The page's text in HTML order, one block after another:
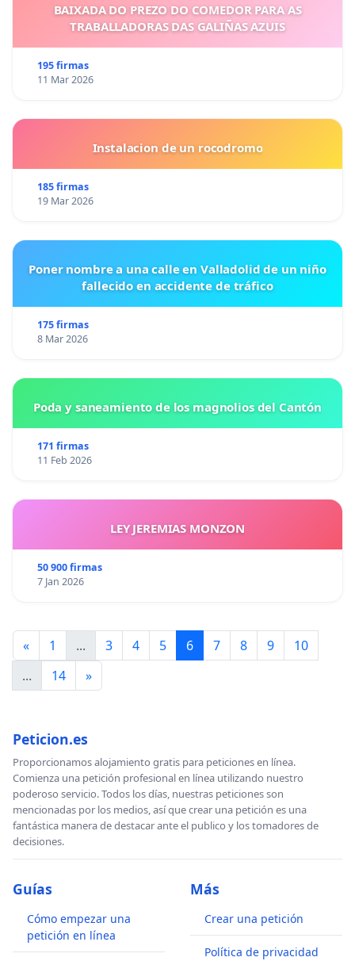
BAIXADA DO PREZO DO COMEDOR PARA AS
TRABALLADORAS DAS GALIÑAS AZUIS
195 firmas
11 Mar 2026
Instalacion de un rocodromo
185 firmas
19 Mar 2026
Poner nombre a una calle en Valladolid de un niño
fallecido en accidente de tráfico
175 firmas
8 Mar 2026
Poda y saneamiento de los magnolios del Cantón
171 firmas
11 Feb 2026
LEY JEREMIAS MONZON
50 900 firmas
7 Jan 2026
« 1 ... 3 4 5 6 7 8 9
10
...
14 »
Peticion.es
Proporcionamos alojamiento gratis para peticiones en línea.
Comienza una petición profesional en línea utilizando nuestro
poderoso servicio. Todos los días, nuestras peticiones son
mencionadas por los medios, así que crear una petición es una
fantástica manera de destacar ante el publico y los tomadores de
decisiones.
Guías
Cómo empezar una
petición en línea
Más
Crear una petición
Política de privacidad